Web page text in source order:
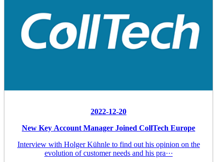
2022-12-20
New Key Account Manager Joined CollTech Europe
Interview with Holger Kühnle to find out his opinion on the
evolution of customer needs and his pra···